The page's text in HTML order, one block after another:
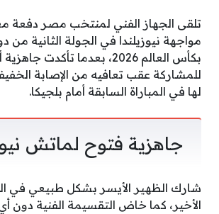
تلقى الجهاز الفني لمنتخب مصر دفعة
مواجهة نيوزيلندا في الجولة الثانية من
بكأس العالم 2026، بعدما تأكدت
للمشاركة عقب تعافيه من الإصابة
لها في المباراة السابقة أمام بلجيكا.
جاهزية فتوح لماتش
شارك الظهير الأيسر بشكل طبيعي في
الأخير، كما خاض التقسيمة الفنية دون أي